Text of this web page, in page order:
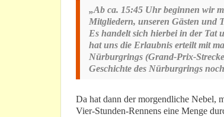
„Ab ca. 15:45 Uhr beginnen wir
Mitgliedern, unseren Gästen und
Es handelt sich hierbei in der Tat
hat uns die Erlaubnis erteilt mit
Nürburgrings (Grand-Prix-
Geschichte des Nürburgrings
Da hat dann der morgendliche Nebel,
Vier-Stunden-Rennens eine Menge